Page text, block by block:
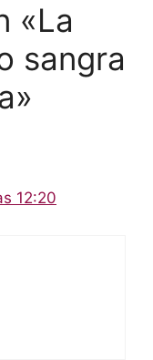
«La
sangra
12:20